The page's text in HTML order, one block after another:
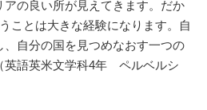
の良い所が見えてきます。だか
ことは大きな経験になります。自
自分の国を見つめなおす一つの
英語英米文学科4年 ペルベルシ